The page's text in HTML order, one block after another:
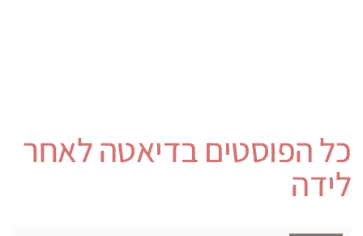
כל הפוסטים בדיאטה לאחר
לידה